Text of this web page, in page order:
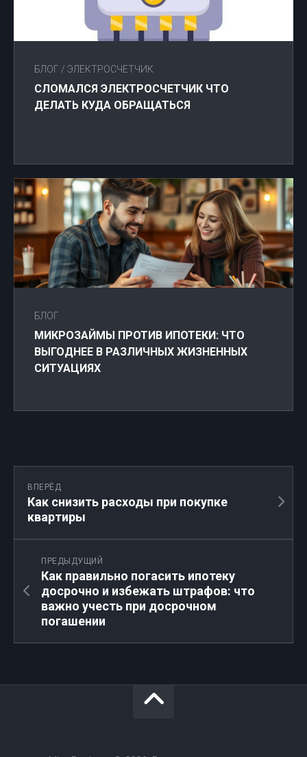
БЛОГ / ЭЛЕКТРОСЧЕТЧИК
СЛОМАЛСЯ ЭЛЕКТРОСЧЕТЧИК ЧТО
ДЕЛАТЬ КУДА ОБРАЩАТЬСЯ
БЛОГ
МИКРОЗАЙМЫ ПРОТИВ ИПОТЕКИ: ЧТО
ВЫГОДНЕЕ В РАЗЛИЧНЫХ ЖИЗНЕННЫХ
СИТУАЦИЯХ
ВПЕРЁД
Как снизить расходы при покупке
квартиры
ПРЕДЫДУЩИЙ
Как правильно погасить ипотеку
досрочно и избежать штрафов: что
важно учесть при досрочном
погашении